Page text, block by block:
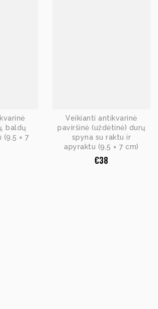
baldų
(9,5 × 7
Veikianti antikvarinė
paviršinė (uždėtinė) durų
spyna su raktu ir
apyraktu (9,5 × 7 cm)
€38